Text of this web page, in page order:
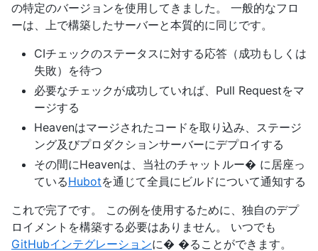
の特定のバージョンを使用してきました。 一般的なフロ
ーは、上で構築したサーバーと本質的に同じです。
CIチェックのステータスに対する応答（成功もしくは
失敗）を待つ
必要なチェックが成功していれば、Pull Requestをマ
ージする
Heavenはマージされたコードを取り込み、ステージ
ング及びプロダクションサーバーにデプロイする
その間にHeavenは、当社のチャットルー� に居座っ
ているHubotを通じて全員にビルドについて通知する
これで完了です。 この例を使用するために、独自のデプ
ロイメントを構築する必要はありません。 いつでも
GitHubインテグレーションに� �ることができます。